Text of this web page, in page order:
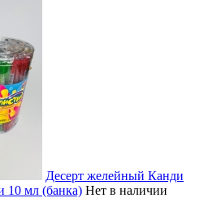
Десерт желейный Канди
10 мл (банка) Нет в наличии